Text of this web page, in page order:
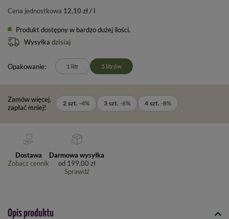
Cena jednostkowa 12,10 zł / l
Produkt dostępny w bardzo dużej ilości
Wysyłka dzisiaj
Opakowanie 1 litr 5 litrów
Zamów więcej,
zapłać mniej!
2 szt. -4% 3 szt. -6% 4 szt. -8%
Dostawa
Zobacz cennik
Darmowa wysyłka
od 199,00 zł
Sprawdź
Opis produktu